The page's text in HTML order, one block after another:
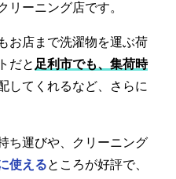
リーニング店です。
お店まで洗濯物を運ぶ荷
だと 足利市でも、集荷時
してくれるなど、さらに
ち運びや、クリーニング
使えるところが好評で、